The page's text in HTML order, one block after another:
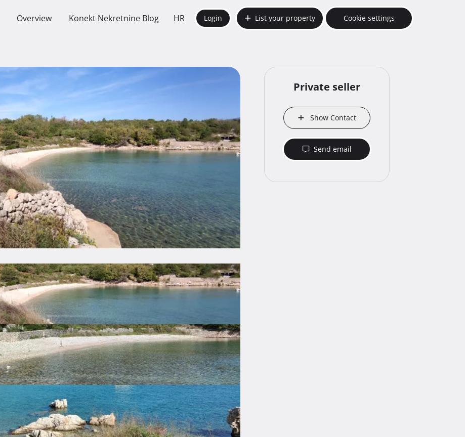
Overview Konekt Nekretnine Blog HR Login List your property Cookie settings
Private seller
Show Contact
Send email